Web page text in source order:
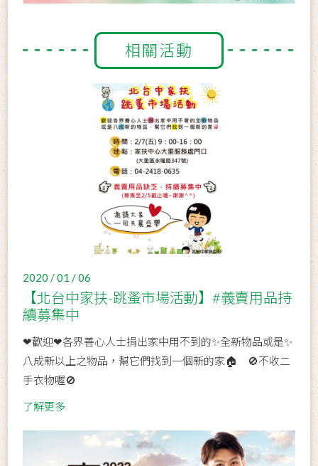
相關活動
2020 / 01 / 06
【北台中家扶-跳蚤市場活動】#義賣用品持
續募集中
❤歡迎❤各界善心人士捐出家中用不到的✨全新物品或是✨
八成新以上之物品，幫它們找到一個新的家🏠 🚫不收二
手衣物喔🚫
了解更多